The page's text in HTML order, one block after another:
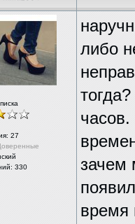
27
330
либо
зачем
время